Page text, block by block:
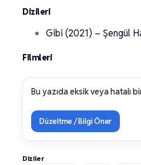
Dizileri
Gibi (2021) – Şengül
Filmleri
Bu yazıda eksik veya hatalı
Düzeltme / Bilgi Öner
Diziler